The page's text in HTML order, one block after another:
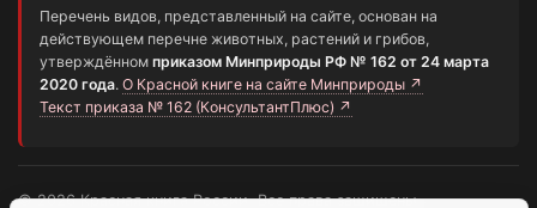
Перечень видов, представленный на сайте, основан на
действующем перечне животных, растений и грибов,
утверждённом приказом Минприроды РФ № 162 от 24 марта
2020 года. О Красной книге на сайте Минприроды ↗
Текст приказа № 162 (КонсультантПлюс) ↗
© 2026 Красная книга России. Все права защищены.